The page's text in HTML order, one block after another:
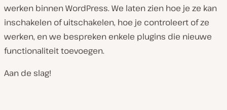
werken binnen WordPress. We laten zien hoe je ze kan
inschakelen of uitschakelen, hoe je controleert of ze
werken, en we bespreken enkele plugins die nieuwe
functionaliteit toevoegen.
Aan de slag!